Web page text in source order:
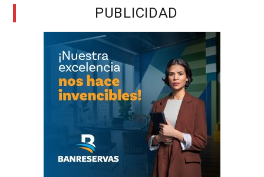
PUBLICIDAD